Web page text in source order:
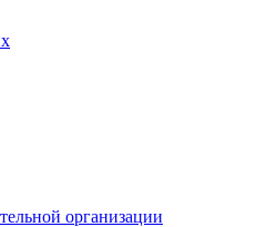
организации